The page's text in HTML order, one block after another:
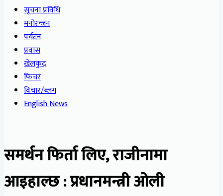
सूचना प्रविधि
मनोरन्जन
पर्यटन
प्रवास
खेलकुद
फिचर
विचार/ब्लग
English News
समर्थन फिर्ता लिए, राजीनामा
आइहाल्छ : प्रधानमन्त्री ओली